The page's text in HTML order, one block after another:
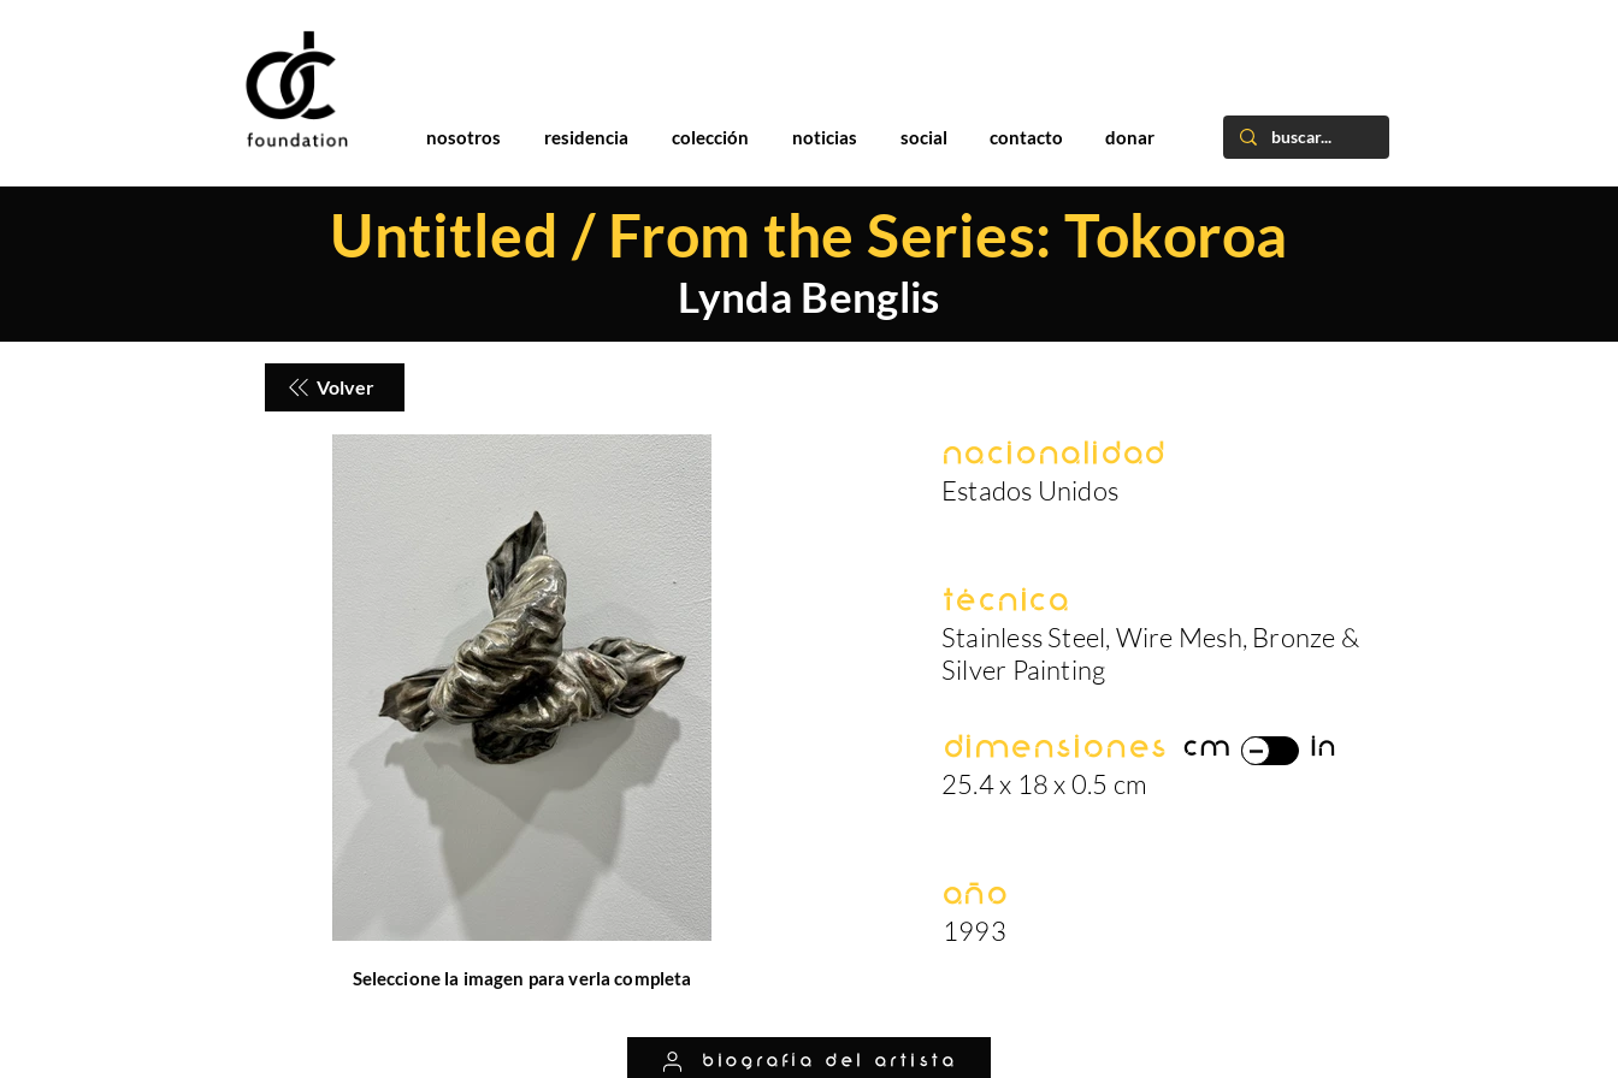
nosotros residencia colección noticias social contacto donar
Untitled / From the Series: Tokoroa
Lynda Benglis
Volver
Nacionalidad
Estados Unidos
Técnica
Stainless Steel, Wire Mesh, Bronze &
Silver Painting
Dimensiones cm in
25.4 x 18 x 0.5 cm
Año
1993
Seleccione la imagen para verla completa
biografía del artista